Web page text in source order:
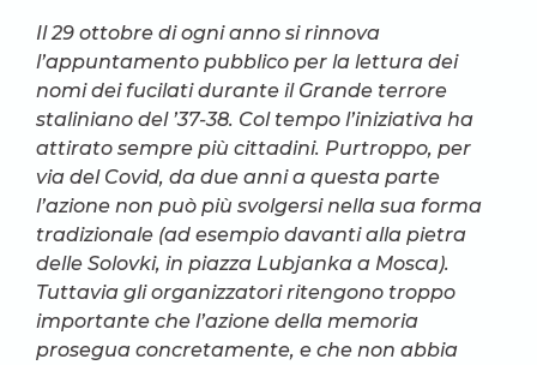
Il 29 ottobre di ogni anno si rinnova
l’appuntamento pubblico per la lettura dei
nomi dei fucilati durante il Grande terrore
staliniano del ’37-38. Col tempo l’iniziativa ha
attirato sempre più cittadini. Purtroppo, per
via del Covid, da due anni a questa parte
l’azione non può più svolgersi nella sua forma
tradizionale (ad esempio davanti alla pietra
delle Solovki, in piazza Lubjanka a Mosca).
Tuttavia gli organizzatori ritengono troppo
importante che l’azione della memoria
prosegua concretamente, e che non abbia